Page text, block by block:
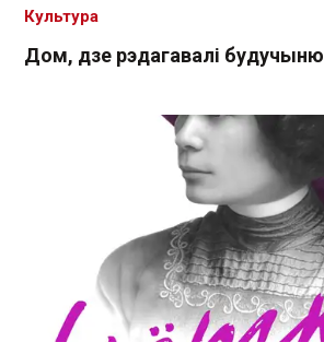
Дом, дзе рэдагавалі будучыню
Культура